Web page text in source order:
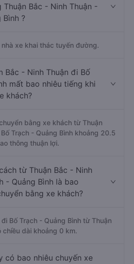
Bắc - Ninh Thuận -
Bình ?
xe khai thác tuyến đường.
Bắc - Ninh Thuận đi Bố
mất bao nhiêu tiếng khi
khách?
bằng xe khách từ Thuận
Trạch - Quảng Bình khoảng 20.5
thông thuận lợi.
từ Thuận Bắc - Ninh
- Quảng Bình là bao
bằng xe khách?
Bố Trạch - Quảng Bình từ Thuận
chiều dài khoảng 0 km.
có bao nhiêu chuyến xe